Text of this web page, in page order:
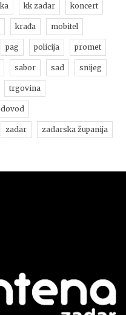
kk zadar koncert
krađa mobitel
pag policija promet
sabor sad snijeg
trgovina
zadar zadarska županija